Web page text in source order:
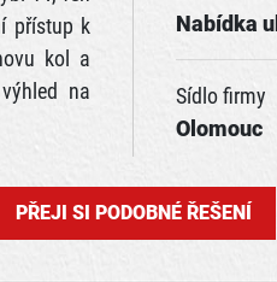
přístup k
kol a
na
Nabídka
Sídlo firmy
Olomouc
PŘEJI SI PODOBNÉ ŘEŠENÍ